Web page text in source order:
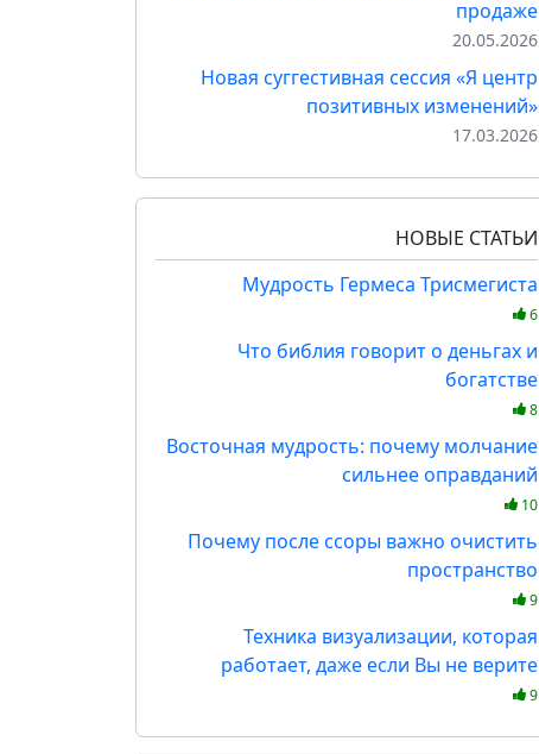
продаже
20.05.2026
Новая суггестивная сессия «Я центр
позитивных изменений»
17.03.2026
НОВЫЕ СТАТЬИ
Мудрость Гермеса Трисмегиста
6
Что библия говорит о деньгах и
богатстве
8
Восточная мудрость: почему молчание
сильнее оправданий
10
Почему после ссоры важно очистить
пространство
9
Техника визуализации, которая
работает, даже если Вы не верите
9